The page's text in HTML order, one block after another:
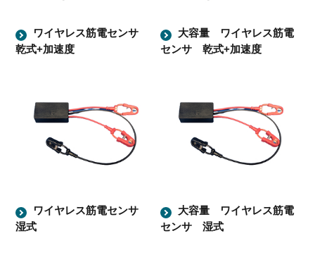
ワイヤレス筋電センサ
乾式+加速度
大容量 ワイヤレス筋電
センサ 乾式+加速度
ワイヤレス筋電センサ
湿式
大容量 ワイヤレス筋電
センサ 湿式